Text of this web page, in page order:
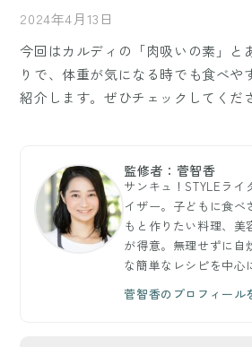
2024年4月13日
今回はカルディの「肉吸いの素」と
りで、体重が気になる時でも食べや
紹介します。ぜひチェックしてくだ
監修者：菅智香
サンキュ！STYLEライ
イザー。子どもに食べ
もと作りたい料理、美
が得意。無理せずに自
な簡単なレシピを中心
菅智香のプロフィール